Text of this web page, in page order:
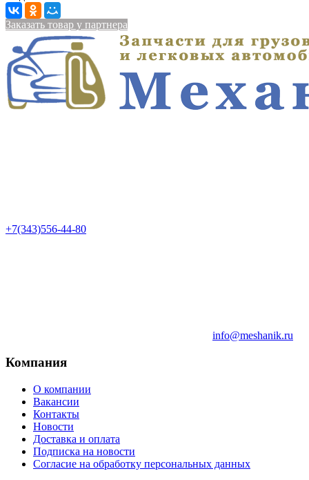
Заказать товар у партнера
+7(343)556-44-80
info@meshanik.ru
Компания
О компании
Вакансии
Контакты
Новости
Доставка и оплата
Подписка на новости
Согласие на обработку персональных данных